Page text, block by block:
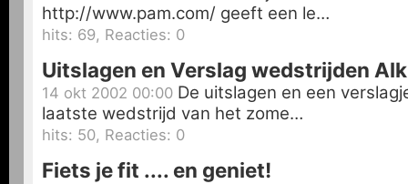
http://www.pam.com/ geeft een le…
hits: 69, Reacties: 0
Uitslagen en Verslag wedstrijden
14 okt 2002 00:00 De uitslagen en een
laatste wedstrijd van het zome…
hits: 50, Reacties: 0
Fiets je fit .... en geniet!